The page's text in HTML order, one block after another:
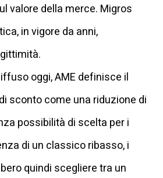
valore della merce. Migros
in vigore da anni,
oggi, AME definisce il
sconto come una riduzione di
possibilità di scelta per i
di un classico ribasso, i
quindi scegliere tra un